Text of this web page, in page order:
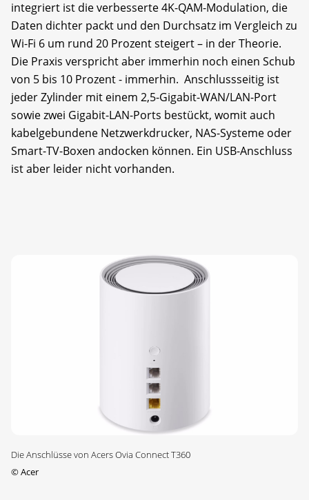
integriert ist die verbesserte 4K-QAM-Modulation, die
Daten dichter packt und den Durchsatz im Vergleich zu
Wi-Fi 6 um rund 20 Prozent steigert – in der Theorie.
Die Praxis verspricht aber immerhin noch einen Schub
von 5 bis 10 Prozent - immerhin. Anschlussseitig ist
jeder Zylinder mit einem 2,5-Gigabit-WAN/LAN-Port
sowie zwei Gigabit-LAN-Ports bestückt, womit auch
kabelgebundene Netzwerkdrucker, NAS-Systeme oder
Smart-TV-Boxen andocken können. Ein USB-Anschluss
ist aber leider nicht vorhanden.
Die Anschlüsse von Acers Ovia Connect T360
©Acer